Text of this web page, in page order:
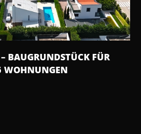
BAUGRUNDSTÜCK FÜR
WOHNUNGEN